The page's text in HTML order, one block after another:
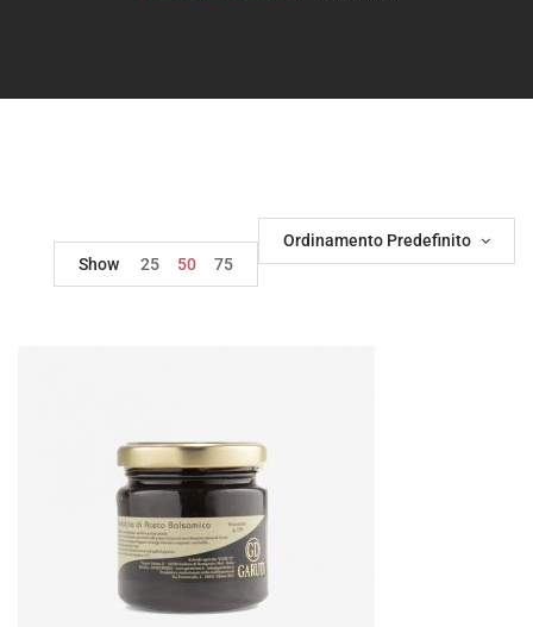
Ordinamento Predefinito
Show
25 50 75